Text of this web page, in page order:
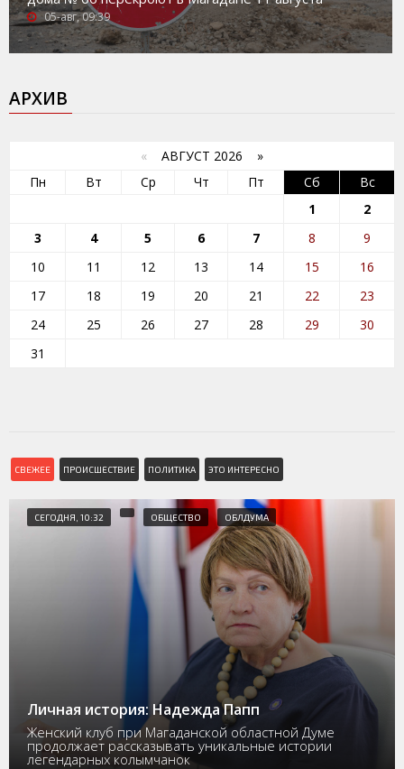
05-авг, 09:39
АРХИВ
« АВГУСТ 2026 »
Пн
Вт Ср Чт Пт Сб
Вс
1
2
3
4 5 6 7 8
9
10
11 12 13 14 15
16
17
18 19 20 21 22
23
24
25 26 27 28 29
30
31
СВЕЖЕЕ ПРОИСШЕСТВИЕ ПОЛИТИКА ЭТО ИНТЕРЕСНО
СЕГОДНЯ, 10:32 ОБЩЕСТВО ОБЛДУМА
Личная история: Надежда Папп
Женский клуб при Магаданской областной Думе
продолжает рассказывать уникальные истории
легендарных колымчанок